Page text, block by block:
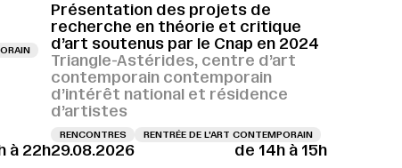
Présentation des projets de
recherche en théorie et critique
d’art soutenus par le Cnap en 2024
Triangle-Astérides, centre d’art
contemporain contemporain
d’intérêt national et résidence
d’artistes
RENCONTRES RENTRÉE DE L'ART CONTEMPORAIN
28.08.2026 À 18H VERNISSAGE LE 28.08.2026 À 18H
à 22h29.08.2026
de 14h à 15h